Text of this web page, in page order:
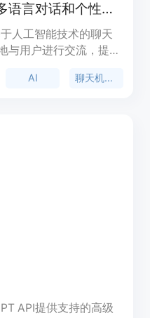
智能AI聊天助手，提供多语言对话和个性化服务。
人工智能技术的聊天
与用户进行交流，提供
户提供了一个直观、便
AI 聊天机器人
API提供支持的高级